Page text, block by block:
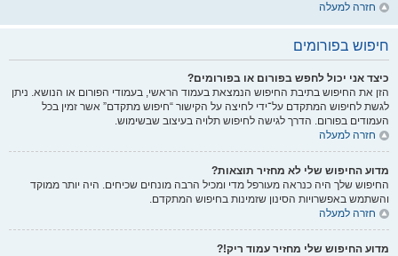
חזרה למעלה
חיפוש בפורומים
כיצד אני יכול לחפש בפורום או בפורומים?
הזן את החיפוש בתיבת החיפוש הנמצאת בעמוד הראשי, בעמודי הפורום או הנושא. ניתן
לגשת לחיפוש המתקדם על־ידי לחיצה על הקישור “חיפוש מתקדם” אשר זמין בכל
העמודים בפורום. הדרך לגישה לחיפוש תלויה בעיצוב שבשימוש.
חזרה למעלה
מדוע החיפוש שלי לא מחזיר תוצאות?
החיפוש שלך היה כנראה מעורפל מדי ומכיל הרבה מונחים שכיחים. היה יותר ממוקד
והשתמש באפשרויות הסינון שזמינות בחיפוש המתקדם.
חזרה למעלה
מדוע החיפוש שלי מחזיר עמוד ריק!?